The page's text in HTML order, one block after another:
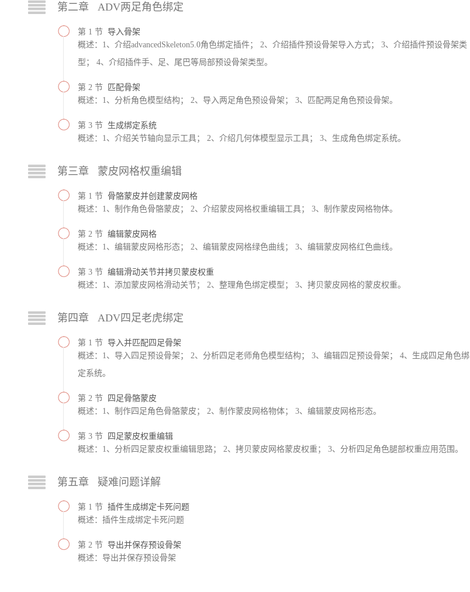
第二章 ADV两足角色绑定
第 1 节 导入骨架
概述：1、介绍advancedSkeleton5.0角色绑定插件； 2、介绍插件预设骨架导入方式； 3、介绍插件预设骨架类
型； 4、介绍插件手、足、尾巴等局部预设骨架类型。
第 2 节
匹配骨架
概述：1、分析角色模型结构； 2、导入两足角色预设骨架； 3、匹配两足角色预设骨架。
第 3 节 生成绑定系统
概述：1、介绍关节轴向显示工具； 2、介绍几何体模型显示工具； 3、生成角色绑定系统。
第三章 蒙皮网格权重编辑
第 1 节 骨骼蒙皮并创建蒙皮网格
概述：1、制作角色骨骼蒙皮； 2、介绍蒙皮网格权重编辑工具； 3、制作蒙皮网格物体。
第 2 节 编辑蒙皮网格
概述：1、编辑蒙皮网格形态； 2、编辑蒙皮网格绿色曲线； 3、编辑蒙皮网格红色曲线。
第 3 节 编辑滑动关节并拷贝蒙皮权重
概述：1、添加蒙皮网格滑动关节； 2、整理角色绑定模型； 3、拷贝蒙皮网格的蒙皮权重。
第四章 ADV四足老虎绑定
第 1 节 导入并匹配四足骨架
概述：1、导入四足预设骨架； 2、分析四足老师角色模型结构； 3、编辑四足预设骨架； 4、生成四足角色绑
定系统。
第 2 节
四足骨骼蒙皮
概述：1、制作四足角色骨骼蒙皮； 2、制作蒙皮网格物体； 3、编辑蒙皮网格形态。
第 3 节
四足蒙皮权重编辑
概述：1、分析四足蒙皮权重编辑思路； 2、拷贝蒙皮网格蒙皮权重； 3、分析四足角色腿部权重应用范围。
第五章 疑难问题详解
第 1 节 插件生成绑定卡死问题
概述：插件生成绑定卡死问题
第 2 节 导出并保存预设骨架
概述：导出并保存预设骨架